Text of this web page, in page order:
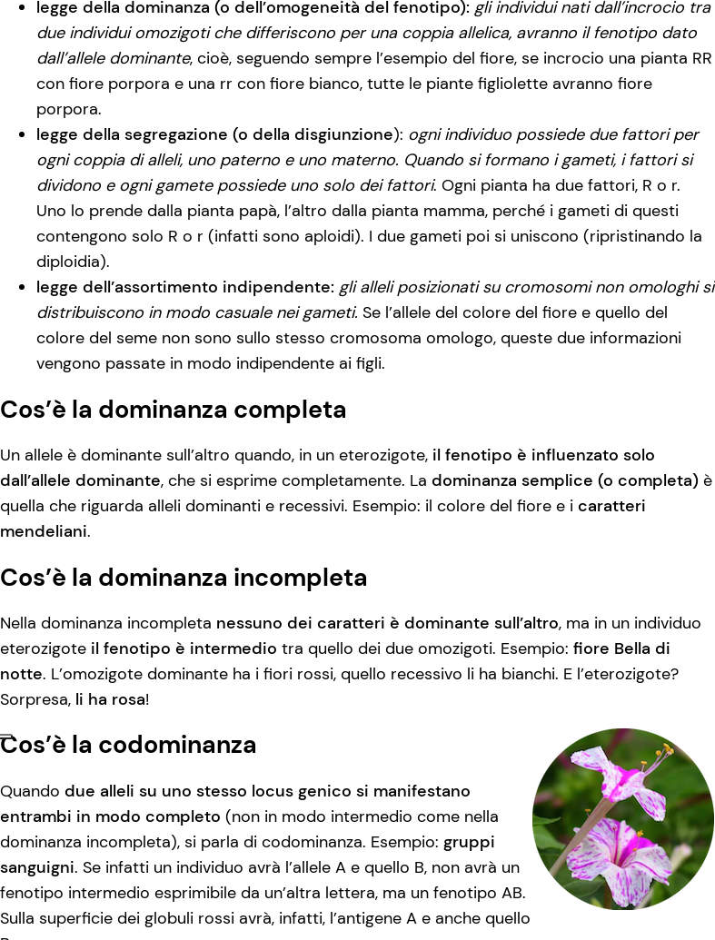
legge della dominanza (o dell’omogeneità del fenotipo): gli individui nati dall’incrocio tra
due individui omozigoti che differiscono per una coppia allelica, avranno il fenotipo dato
dall’allele dominante, cioè, seguendo sempre l’esempio del fiore, se incrocio una pianta RR
con fiore porpora e una rr con fiore bianco, tutte le piante figliolette avranno fiore
porpora.
legge della segregazione (o della disgiunzione): ogni individuo possiede due fattori per
ogni coppia di alleli, uno paterno e uno materno. Quando si formano i gameti, i fattori si
dividono e ogni gamete possiede uno solo dei fattori. Ogni pianta ha due fattori, R o r.
Uno lo prende dalla pianta papà, l’altro dalla pianta mamma, perché i gameti di questi
contengono solo R o r (infatti sono aploidi). I due gameti poi si uniscono (ripristinando la
diploidia).
legge dell’assortimento indipendente: gli alleli posizionati su cromosomi non omologhi si
distribuiscono in modo casuale nei gameti. Se l’allele del colore del fiore e quello del
colore del seme non sono sullo stesso cromosoma omologo, queste due informazioni
vengono passate in modo indipendente ai figli.
Cos’è la dominanza completa
Un allele è dominante sull’altro quando, in un eterozigote, il fenotipo è influenzato solo
dall’allele dominante, che si esprime completamente. La dominanza semplice (o completa) è
quella che riguarda alleli dominanti e recessivi. Esempio: il colore del fiore e i caratteri
mendeliani.
Cos’è la dominanza incompleta
Nella dominanza incompleta nessuno dei caratteri è dominante sull’altro, ma in un individuo
eterozigote il fenotipo è intermedio tra quello dei due omozigoti. Esempio: fiore Bella di
notte. L’omozigote dominante ha i fiori rossi, quello recessivo li ha bianchi. E l’eterozigote?
Sorpresa, li ha rosa!
Cos’è la codominanza
Quando due alleli su uno stesso locus genico si manifestano
entrambi in modo completo (non in modo intermedio come nella
dominanza incompleta), si parla di codominanza. Esempio: gruppi
sanguigni. Se infatti un individuo avrà l’allele A e quello B, non avrà un
fenotipo intermedio esprimibile da un’altra lettera, ma un fenotipo AB.
Sulla superficie dei globuli rossi avrà, infatti, l’antigene A e anche quello